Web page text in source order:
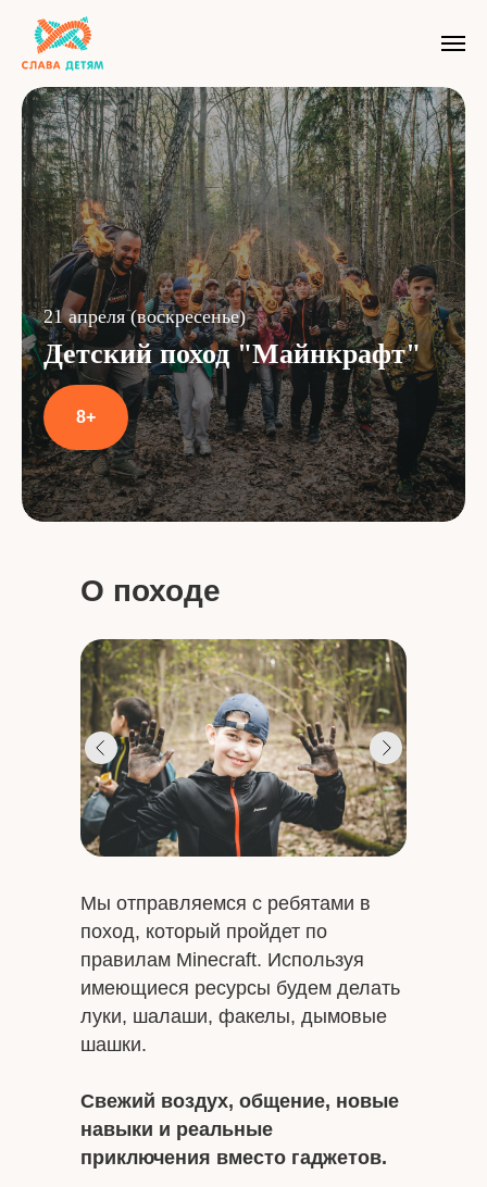
21 апреля (воскресенье)
Детский поход "Майнкрафт"
8+
Мы отправляемся с ребятами в
поход, который пройдет по
правилам Minecraft. Используя
имеющиеся ресурсы будем делать
луки, шалаши, факелы, дымовые
шашки.
Свежий воздух, общение, новые
навыки и реальные
приключения вместо гаджетов.
О походе